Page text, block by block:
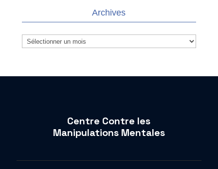
Archives
Archives
Centre Contre les
Manipulations Mentales